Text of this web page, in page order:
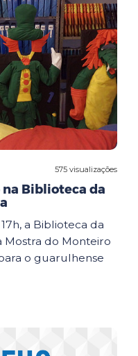
575 visualizações
Biblioteca da
a Biblioteca da
Mostra do Monteiro
o guarulhense